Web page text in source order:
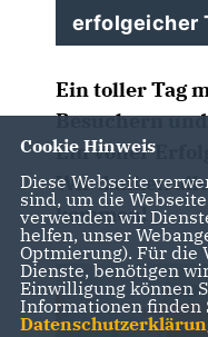
erfolgeicher
Ein toller Tag
Besuchern
Ein voller
Wir danken
kommen!
Cookie Hinweis
Diese Webseite
sind, um die
verwenden wir
helfen, unser
Optmierung). Für die
Dienste, benötigen
Einwilligung können
Informationen finden